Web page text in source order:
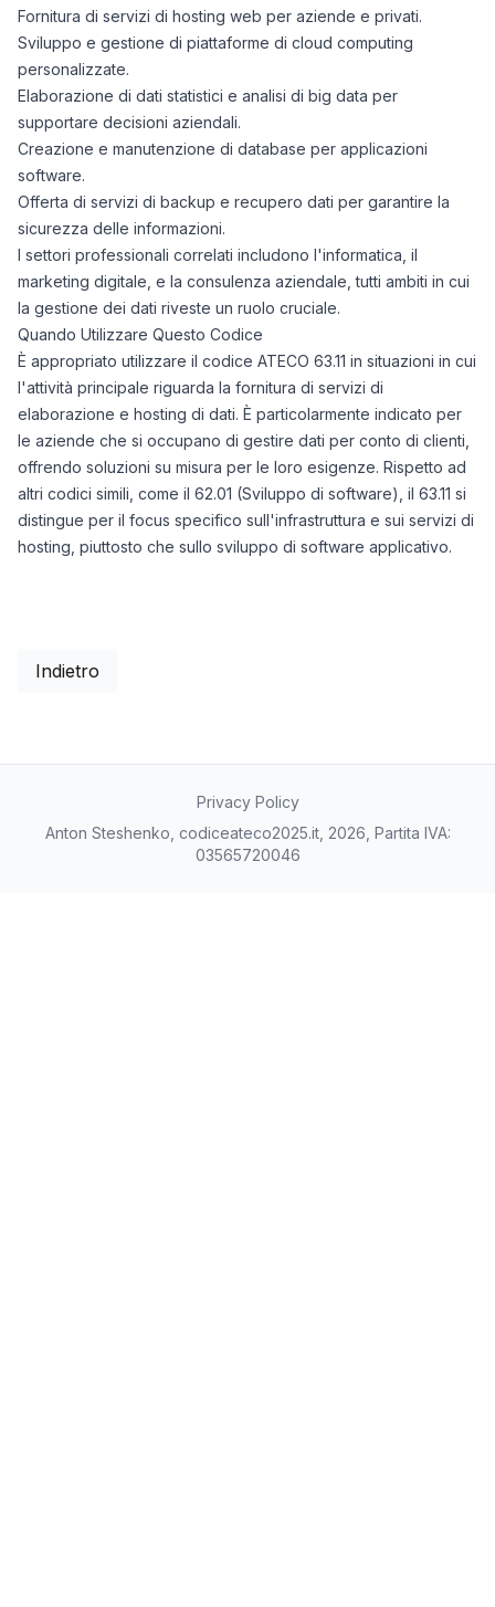
Fornitura di servizi di hosting web per aziende e privati.
Sviluppo e gestione di piattaforme di cloud computing
personalizzate.
Elaborazione di dati statistici e analisi di big data per
supportare decisioni aziendali.
Creazione e manutenzione di database per applicazioni
software.
Offerta di servizi di backup e recupero dati per garantire la
sicurezza delle informazioni.
I settori professionali correlati includono l'informatica, il
marketing digitale, e la consulenza aziendale, tutti ambiti in cui
la gestione dei dati riveste un ruolo cruciale.
Quando Utilizzare Questo Codice
È appropriato utilizzare il codice ATECO 63.11 in situazioni in cui
l'attività principale riguarda la fornitura di servizi di
elaborazione e hosting di dati. È particolarmente indicato per
le aziende che si occupano di gestire dati per conto di clienti,
offrendo soluzioni su misura per le loro esigenze. Rispetto ad
altri codici simili, come il 62.01 (Sviluppo di software), il 63.11 si
distingue per il focus specifico sull'infrastruttura e sui servizi di
hosting, piuttosto che sullo sviluppo di software applicativo.
Indietro
Privacy Policy
Anton Steshenko, codiceateco2025.it, 2026, Partita IVA:
03565720046